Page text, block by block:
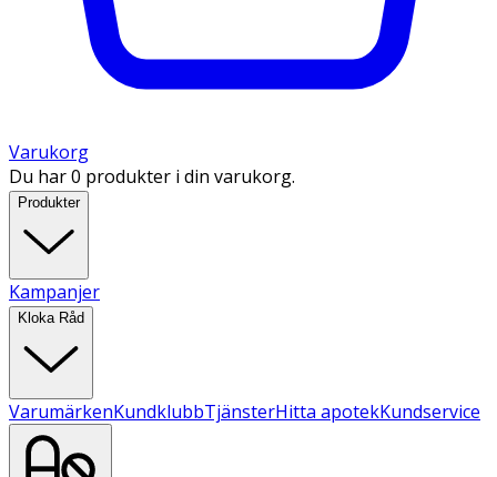
Varukorg
Du har 0 produkter i din varukorg.
Produkter
Kampanjer
Kloka Råd
VarumärkenKundklubbTjänsterHitta apotekKundservice